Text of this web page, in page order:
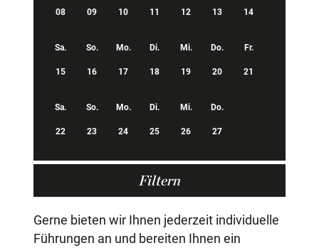
08 09 10 11 12 13 14
Sa.
15
So.
16
Mo.
17
Di.
18
Mi.
19
Do.
20
Fr.
21
Sa.
22
So.
23
Mo.
24
Di.
25
Mi.
26
Do.
27
Filtern
0 Veranstaltung(en) gefunden
Gerne bieten wir Ihnen jederzeit individuelle
Führungen an und bereiten Ihnen ein